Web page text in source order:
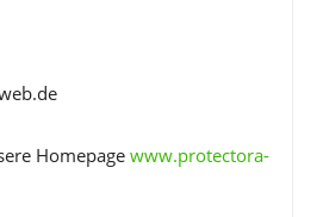
Homepage www.protectora-